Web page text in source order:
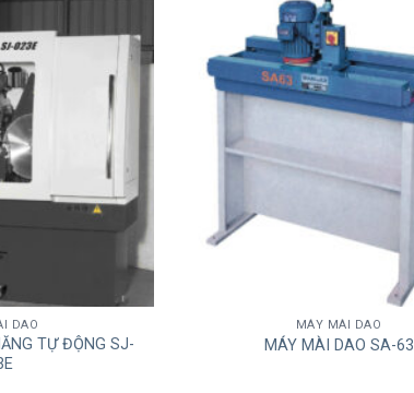
DAO
TỰ ĐỘNG SJ-
MÁY MÀI DAO
MÁY MÀI DAO SA-63